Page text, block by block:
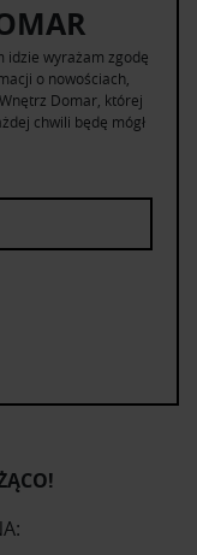
idzie wyrażam zgodę
o nowościach,
Domar, której
chwili będę mógł